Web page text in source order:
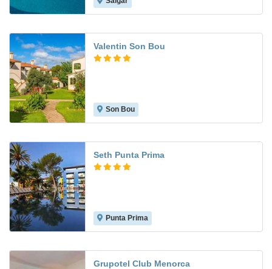
Valentin Son Bou
Son Bou
Seth Punta Prima
Punta Prima
Grupotel Club Menorca